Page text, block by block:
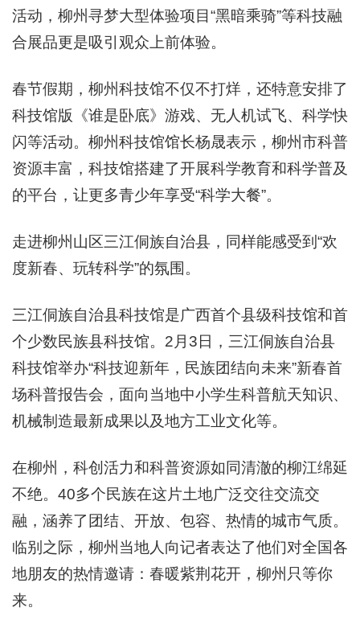
活动，柳州寻梦大型体验项目“黑暗乘骑”等科技融
合展品更是吸引观众上前体验。
春节假期，柳州科技馆不仅不打烊，还特意安排了
科技馆版《谁是卧底》游戏、无人机试飞、科学快
闪等活动。柳州科技馆馆长杨晟表示，柳州市科普
资源丰富，科技馆搭建了开展科学教育和科学普及
的平台，让更多青少年享受“科学大餐”。
走进柳州山区三江侗族自治县，同样能感受到“欢
度新春、玩转科学”的氛围。
三江侗族自治县科技馆是广西首个县级科技馆和首
个少数民族县科技馆。2月3日，三江侗族自治县
科技馆举办“科技迎新年，民族团结向未来”新春首
场科普报告会，面向当地中小学生科普航天知识、
机械制造最新成果以及地方工业文化等。
在柳州，科创活力和科普资源如同清澈的柳江绵延
不绝。40多个民族在这片土地广泛交往交流交
融，涵养了团结、开放、包容、热情的城市气质。
临别之际，柳州当地人向记者表达了他们对全国各
地朋友的热情邀请：春暖紫荆花开，柳州只等你
来。